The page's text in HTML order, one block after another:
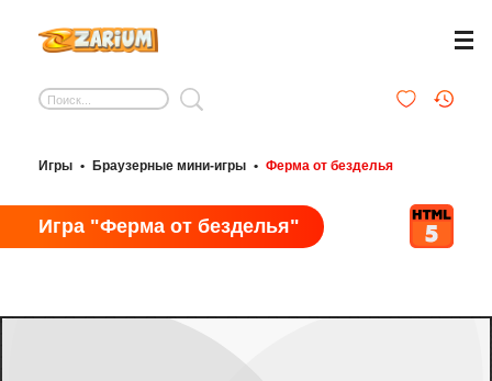
Игры • Браузерные мини-игры • Ферма от безделья
Игра "Ферма от безделья"